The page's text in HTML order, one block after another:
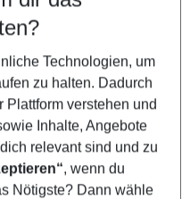
Technologien, um
zu halten. Dadurch
Plattform verstehen und
Inhalte, Angebote
relevant sind und zu
, wenn du
Nötigste? Dann wähle